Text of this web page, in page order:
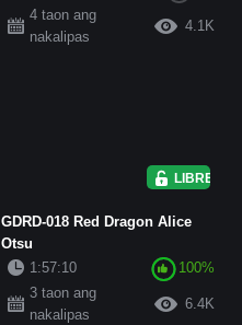
dil...4 taon ang
nakalipas
4.1K
LIBRE
GDRD-018 Red Dragon Alice
Otsu
1:57:10
100%
3 taon ang
nakalipas
6.4K